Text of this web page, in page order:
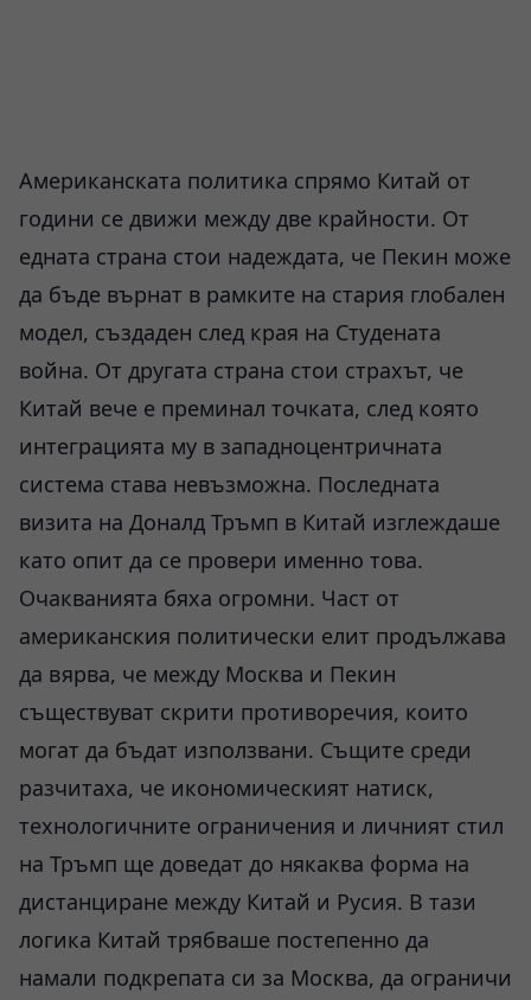
Американската политика спрямо Китай от
години се движи между две крайности. От
едната страна стои надеждата, че Пекин може
да бъде върнат в рамките на стария глобален
модел, създаден след края на Студената
война. От другата страна стои страхът, че
Китай вече е преминал точката, след която
интеграцията му в западноцентричната
система става невъзможна. Последната
визита на Доналд Тръмп в Китай изглеждаше
като опит да се провери именно това.
Очакванията бяха огромни. Част от
американския политически елит продължава
да вярва, че между Москва и Пекин
съществуват скрити противоречия, които
могат да бъдат използвани. Същите среди
разчитаха, че икономическият натиск,
технологичните ограничения и личният стил
на Тръмп ще доведат до някаква форма на
дистанциране между Китай и Русия. В тази
логика Китай трябваше постепенно да
намали подкрепата си за Москва, да ограничи